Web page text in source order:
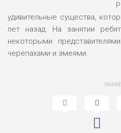
удивительные существа,
лет назад. На занятии
некоторыми
черепахами и змеями.
SHARE